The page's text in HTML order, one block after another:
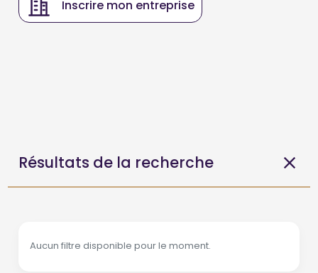
Inscrire mon entreprise
Résultats de la recherche
Aucun filtre disponible pour le moment.